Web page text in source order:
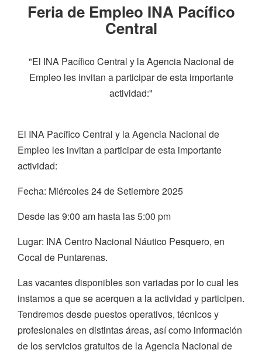
Feria de Empleo INA Pacífico
Central
"El INA Pacífico Central y la Agencia Nacional de
Empleo les invitan a participar de esta importante
actividad:"
El INA Pacífico Central y la Agencia Nacional de
Empleo les invitan a participar de esta importante
actividad:
Fecha: Miércoles 24 de Setiembre 2025
Desde las 9:00 am hasta las 5:00 pm
Lugar: INA Centro Nacional Náutico Pesquero, en
Cocal de Puntarenas.
Las vacantes disponibles son variadas por lo cual les
instamos a que se acerquen a la actividad y participen.
Tendremos desde puestos operativos, técnicos y
profesionales en distintas áreas, así como información
de los servicios gratuitos de la Agencia Nacional de